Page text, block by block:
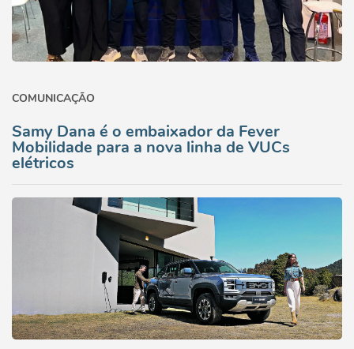
COMUNICAÇÃO
Samy Dana é o embaixador da Fever
Mobilidade para a nova linha de VUCs
elétricos